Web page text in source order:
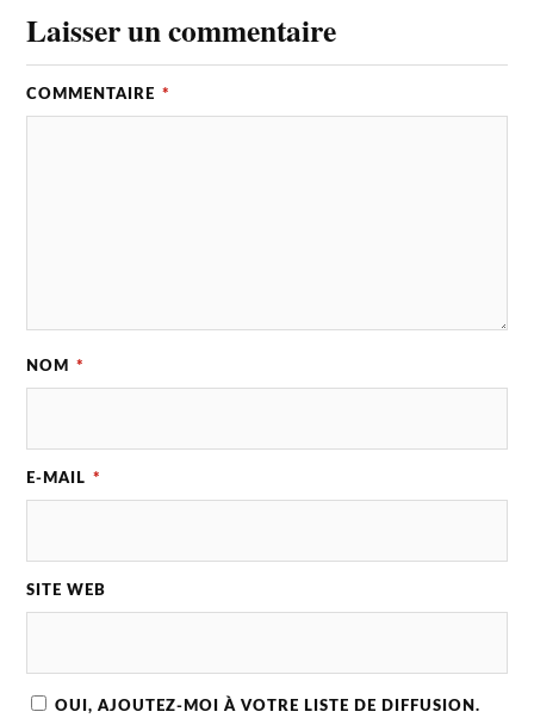
Laisser un commentaire
COMMENTAIRE *
NOM *
E-MAIL *
SITE WEB
OUI, AJOUTEZ-MOI À VOTRE LISTE DE DIFFUSION.